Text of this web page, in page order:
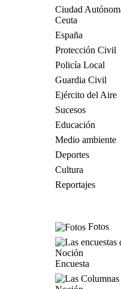
Ciudad
Ceuta
España
Protección Civil
Policía Local
Guardia Civil
Ejército del Aire
Sucesos
Educación
Medio ambiente
Deportes
Cultura
Reportajes
Fotos
Encuesta